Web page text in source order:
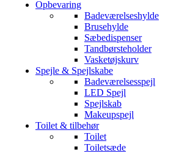
Opbevaring
Badeværelseshylde
Brusehylde
Sæbedispenser
Tandbørsteholder
Vasketøjskurv
Spejle & Spejlskabe
Badeværelsesspejl
LED Spejl
Spejlskab
Makeupspejl
Toilet & tilbehør
Toilet
Toiletsæde